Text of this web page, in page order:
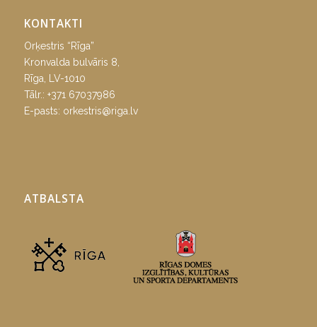
KONTAKTI
Orķestris “Rīga”
Kronvalda bulvāris 8,
Rīga, LV-1010
Tālr.: +371 67037986
E-pasts: orkestris@riga.lv
ATBALSTA